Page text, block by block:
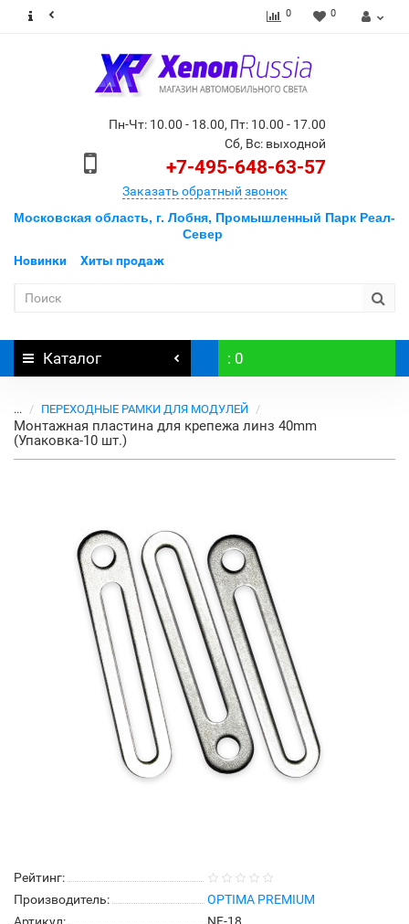
0 0
Пн-Чт: 10.00 - 18.00, Пт: 10.00 - 17.00
Сб, Вс: выходной
+7-495-648-63-57
Заказать обратный звонок
Московская область, г. Лобня, Промышленный Парк Реал-
Север
Новинки
Хиты продаж
Каталог : 0
... ПЕРЕХОДНЫЕ РАМКИ ДЛЯ МОДУЛЕЙ
Монтажная пластина для крепежа линз 40mm
(Упаковка-10 шт.)
Рейтинг:
Производитель:
OPTIMA PREMIUM